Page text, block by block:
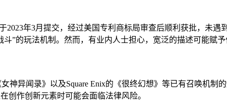
2023年3月提交，经过美国专利商标局审查后顺利获批，未
”的玩法机制。然而，有业内人士担心，宽泛的描述可能赋
神异闻录》以及Square Enix的《很终幻想》等已有召唤机
创作创新元素时可能会面临法律风险。